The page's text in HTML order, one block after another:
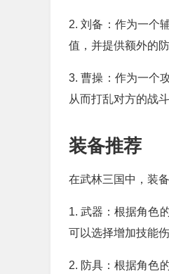
2. 刘备：作为一个
值，并提供额外的防
3. 曹操：作为一个
从而打乱对方的战斗
装备推荐
在武林三国中，装
1. 武器：根据角色
可以选择增加技能伤
2. 防具：根据角色